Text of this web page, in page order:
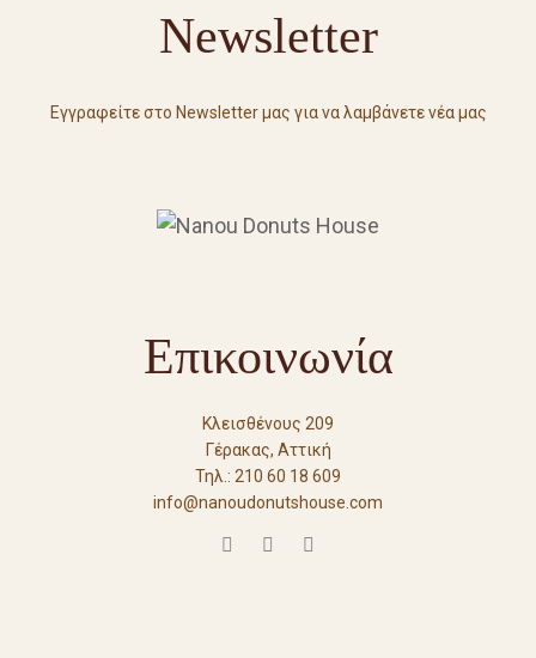
Newsletter
Εγγραφείτε στο Newsletter μας για να λαμβάνετε νέα μας
Επικοινωνία
Κλεισθένους 209
Γέρακας, Αττική
Τηλ.: 210 60 18 609
info@nanoudonutshouse.com